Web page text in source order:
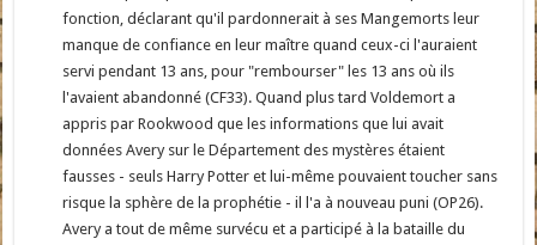
fonction, déclarant qu'il pardonnerait à ses Mangemorts leur
manque de confiance en leur maître quand ceux-ci l'auraient
servi pendant 13 ans, pour "rembourser" les 13 ans où ils
l'avaient abandonné (CF33). Quand plus tard Voldemort a
appris par Rookwood que les informations que lui avait
données Avery sur le Département des mystères étaient
fausses - seuls Harry Potter et lui-même pouvaient toucher sans
risque la sphère de la prophétie - il l'a à nouveau puni (OP26).
Avery a tout de même survécu et a participé à la bataille du